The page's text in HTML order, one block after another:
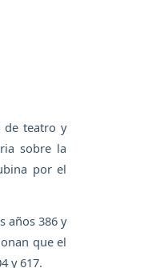
de teatro y
sobre la
por el
años 386 y
que el
y 617.